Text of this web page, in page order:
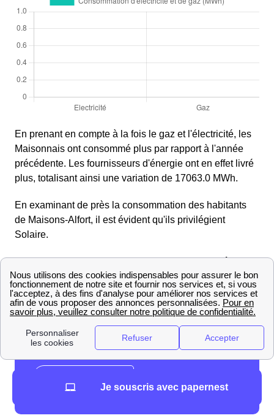
En prenant en compte à la fois le gaz et l'électricité, les
Maisonnais ont consommé plus par rapport à l'année
précédente. Les fournisseurs d'énergie ont en effet livré
plus, totalisant ainsi une variation de 17063.0 MWh.
En examinant de près la consommation des habitants
de Maisons-Alfort, il est évident qu'ils privilégient
Solaire.
Mettre en place son raccordement gaz GRDF à
Maisons-Alfort
Raccordement GrDF d'une maison à Maisons-Alfort
Je souscris avec papernest